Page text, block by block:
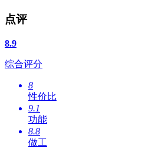
点评
8.9
综合评分
8
性价比
9.1
功能
8.8
做工